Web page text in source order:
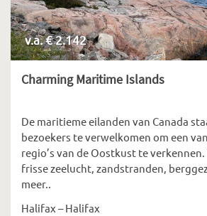
v.a. € 2.142
Charming Maritime Islands
De maritieme eilanden van Canada
bezoekers te verwelkomen om een
regio’s van de Oostkust te
frisse zeelucht, zandstranden,
meer..
Halifax – Halifax